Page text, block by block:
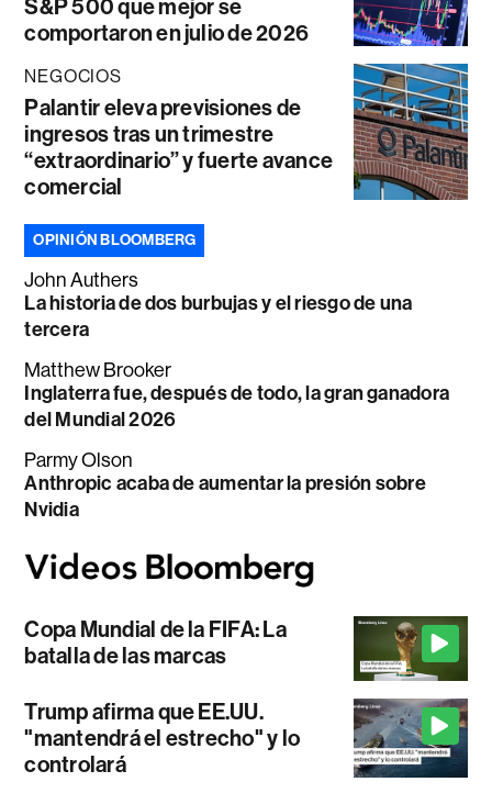
S&P 500 que mejor se
comportaron en julio de 2026
NEGOCIOS
Palantir eleva previsiones de
ingresos tras un trimestre
“extraordinario” y fuerte avance
comercial
OPINIÓN BLOOMBERG
John Authers
La historia de dos burbujas y el riesgo de una
tercera
Matthew Brooker
Inglaterra fue, después de todo, la gran ganadora
del Mundial 2026
Parmy Olson
Anthropic acaba de aumentar la presión sobre
Nvidia
Copa Mundial de la FIFA: La
batalla de las marcas
Trump afirma que EE.UU.
"mantendrá el estrecho" y lo
controlará